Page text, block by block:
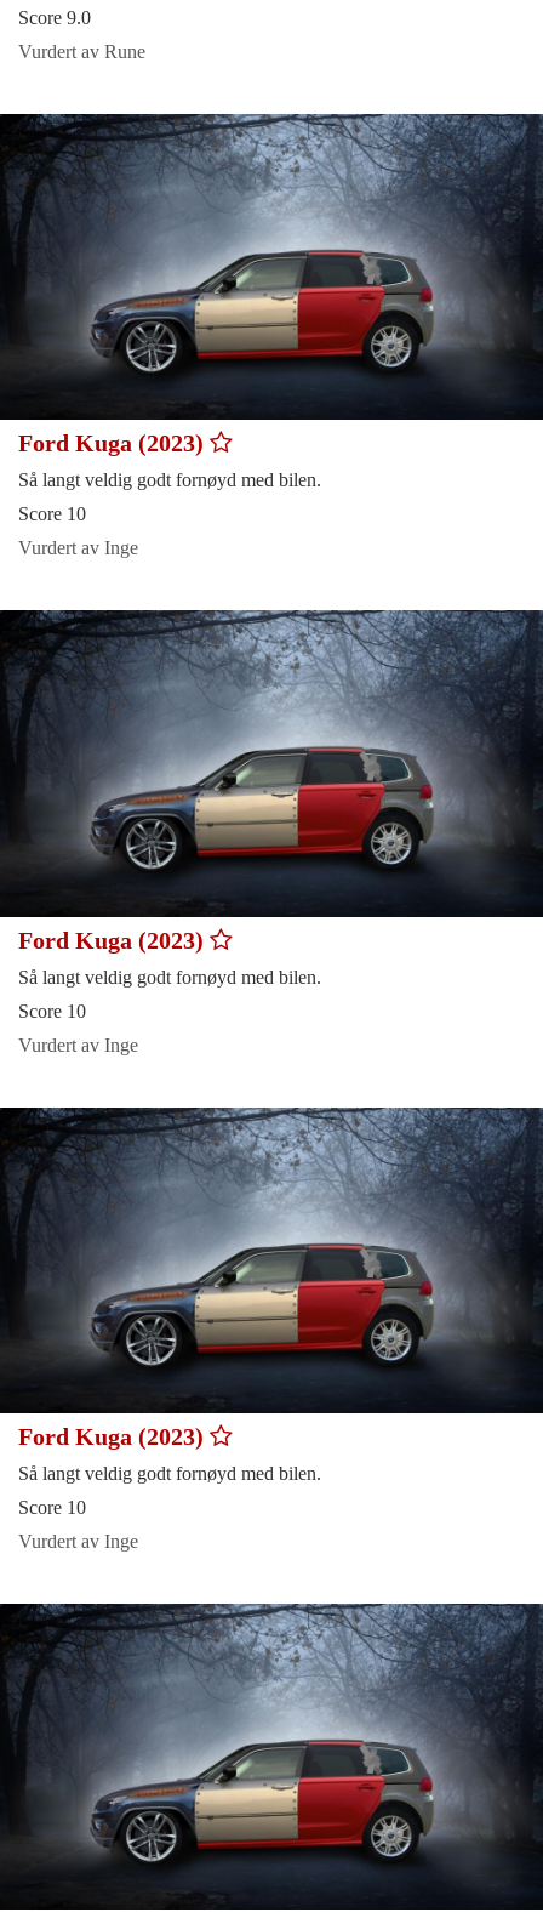
Score 9.0
Vurdert av Rune
Ford Kuga (2023)
Så langt veldig godt fornøyd med bilen.
Score 10
Vurdert av Inge
Ford Kuga (2023)
Så langt veldig godt fornøyd med bilen.
Score 10
Vurdert av Inge
Ford Kuga (2023)
Så langt veldig godt fornøyd med bilen.
Score 10
Vurdert av Inge